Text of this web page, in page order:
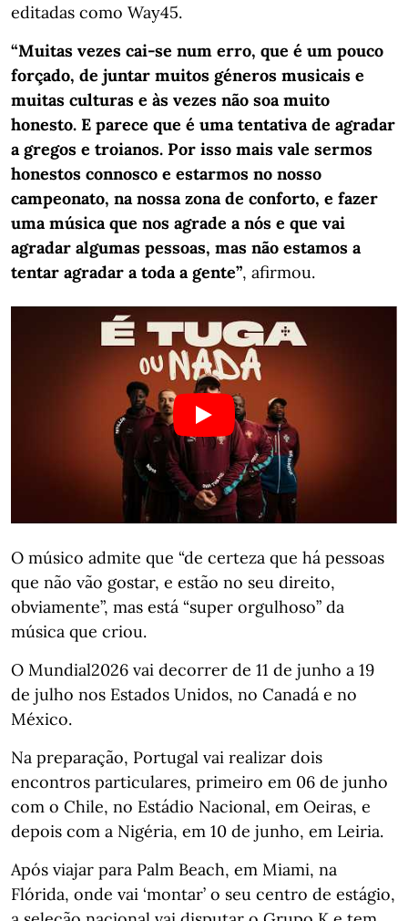
editadas como Way45.
“Muitas vezes cai-se num erro, que é um pouco
forçado, de juntar muitos géneros musicais e
muitas culturas e às vezes não soa muito
honesto. E parece que é uma tentativa de agradar
a gregos e troianos. Por isso mais vale sermos
honestos connosco e estarmos no nosso
campeonato, na nossa zona de conforto, e fazer
uma música que nos agrade a nós e que vai
agradar algumas pessoas, mas não estamos a
tentar agradar a toda a gente”, afirmou.
O músico admite que “de certeza que há pessoas
que não vão gostar, e estão no seu direito,
obviamente”, mas está “super orgulhoso” da
música que criou.
O Mundial2026 vai decorrer de 11 de junho a 19
de julho nos Estados Unidos, no Canadá e no
México.
Na preparação, Portugal vai realizar dois
encontros particulares, primeiro em 06 de junho
com o Chile, no Estádio Nacional, em Oeiras, e
depois com a Nigéria, em 10 de junho, em Leiria.
Após viajar para Palm Beach, em Miami, na
Flórida, onde vai ‘montar’ o seu centro de estágio,